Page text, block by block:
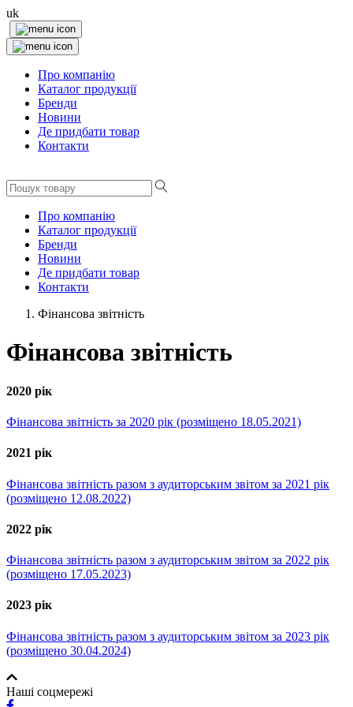
uk
Про компанію
Каталог продукції
Бренди
Новини
Де придбати товар
Контакти
Про компанію
Каталог продукції
Бренди
Новини
Де придбати товар
Контакти
Фінансова звітність
Фінансова звітність
2020 рік
Фінансова звітність за 2020 рік (розміщено 18.05.2021)
2021 рік
Фінансова звітність разом з аудиторським звітом за 2021 рік
(розміщено 12.08.2022)
2022 рік
Фінансова звітність разом з аудиторським звітом за 2022 рік
(розміщено 17.05.2023)
2023 рік
Фінансова звітність разом з аудиторським звітом за 2023 рік
(розміщено 30.04.2024)
Наші соцмережі